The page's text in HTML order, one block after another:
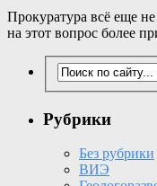
Прокуратура всё еще не
на этот вопрос более
Рубрики
Без рубрики
ВИЭ